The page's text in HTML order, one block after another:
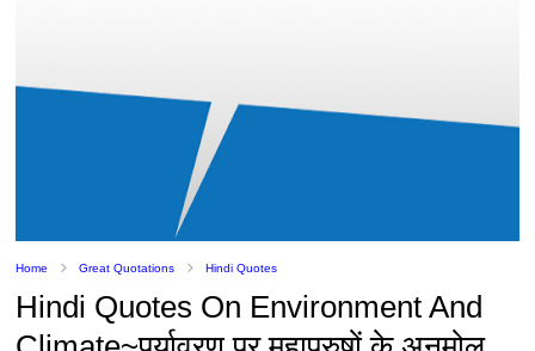
Home Great Quotations Hindi Quotes
Hindi Quotes On Environment And